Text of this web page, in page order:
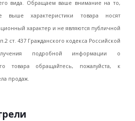
вида. Обращаем ваше внимание на то,
выше характеристики товара носят
характер и не являются публичной
ст. 437 Гражданского кодекса Российской
подробной информации о
товара обращайтесь, пожалуйста, к
продаж.